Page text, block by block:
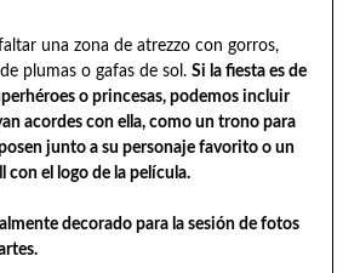
una zona de atrezzo con gorros,
plumas o gafas de sol. Si la fiesta es de
o princesas, podemos incluir
acordes con ella, como un trono para
junto a su personaje favorito o un
el logo de la película.
decorado para la sesión de fotos